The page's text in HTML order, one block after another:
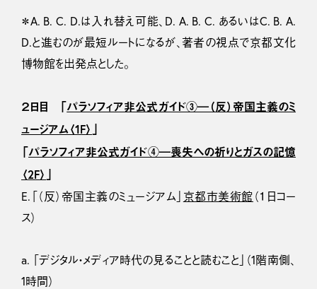
＊A. B. C. D.は入れ替え可能、D. A. B. C. あるいはC. B. A.
D.と進むのが最短ルートになるが、著者の視点で京都文化
博物館を出発点とした。
２日目 「パラソフィア非公式ガイド③―（反）帝国主義のミ
ュージアム〈1F〉
「パラソフィア非公式ガイド④―喪失への祈りとガスの記憶
〈2F〉
E.「（反）帝国主義のミュージアム」 京都市美術館 （１日コー
ス）
a. 「デジタル・メディア時代の見ることと読むこと」（1階南側、
1時間）